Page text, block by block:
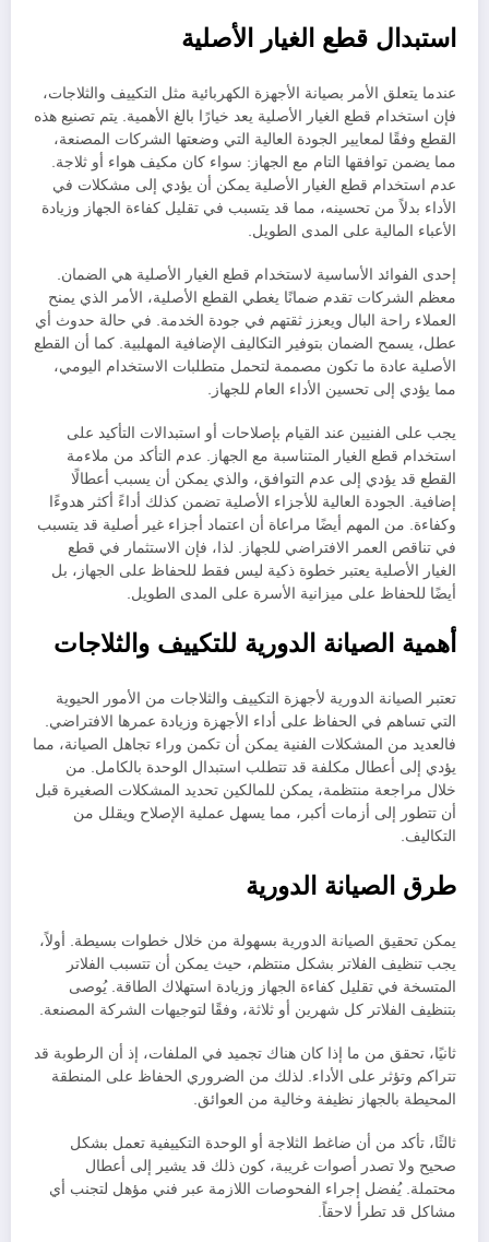
استبدال قطع الغيار الأصلية
عندما يتعلق الأمر بصيانة الأجهزة الكهربائية مثل التكييف والثلاجات،
فإن استخدام قطع الغيار الأصلية يعد خيارًا بالغ الأهمية. يتم تصنيع هذه
القطع وفقًا لمعايير الجودة العالية التي وضعتها الشركات المصنعة،
مما يضمن توافقها التام مع الجهاز: سواء كان مكيف هواء أو ثلاجة.
عدم استخدام قطع الغيار الأصلية يمكن أن يؤدي إلى مشكلات في
الأداء بدلاً من تحسينه، مما قد يتسبب في تقليل كفاءة الجهاز وزيادة
الأعباء المالية على المدى الطويل.
إحدى الفوائد الأساسية لاستخدام قطع الغيار الأصلية هي الضمان.
معظم الشركات تقدم ضمانًا يغطي القطع الأصلية، الأمر الذي يمنح
العملاء راحة البال ويعزز ثقتهم في جودة الخدمة. في حالة حدوث أي
عطل، يسمح الضمان بتوفير التكاليف الإضافية المهلبية. كما أن القطع
الأصلية عادة ما تكون مصممة لتحمل متطلبات الاستخدام اليومي،
مما يؤدي إلى تحسين الأداء العام للجهاز.
يجب على الفنيين عند القيام بإصلاحات أو استبدالات التأكيد على
استخدام قطع الغيار المتناسبة مع الجهاز. عدم التأكد من ملاءمة
القطع قد يؤدي إلى عدم التوافق، والذي يمكن أن يسبب أعطالًا
إضافية. الجودة العالية للأجزاء الأصلية تضمن كذلك أداءً أكثر هدوءًا
وكفاءة. من المهم أيضًا مراعاة أن اعتماد أجزاء غير أصلية قد يتسبب
في تناقص العمر الافتراضي للجهاز. لذا، فإن الاستثمار في قطع
الغيار الأصلية يعتبر خطوة ذكية ليس فقط للحفاظ على الجهاز، بل
أيضًا للحفاظ على ميزانية الأسرة على المدى الطويل.
أهمية الصيانة الدورية للتكييف والثلاجات
تعتبر الصيانة الدورية لأجهزة التكييف والثلاجات من الأمور الحيوية
التي تساهم في الحفاظ على أداء الأجهزة وزيادة عمرها الافتراضي.
فالعديد من المشكلات الفنية يمكن أن تكمن وراء تجاهل الصيانة، مما
يؤدي إلى أعطال مكلفة قد تتطلب استبدال الوحدة بالكامل. من
خلال مراجعة منتظمة، يمكن للمالكين تحديد المشكلات الصغيرة قبل
أن تتطور إلى أزمات أكبر، مما يسهل عملية الإصلاح ويقلل من
التكاليف.
طرق الصيانة الدورية
يمكن تحقيق الصيانة الدورية بسهولة من خلال خطوات بسيطة. أولاً،
يجب تنظيف الفلاتر بشكل منتظم، حيث يمكن أن تتسبب الفلاتر
المتسخة في تقليل كفاءة الجهاز وزيادة استهلاك الطاقة. يُوصى
بتنظيف الفلاتر كل شهرين أو ثلاثة، وفقًا لتوجيهات الشركة المصنعة.
ثانيًا، تحقق من ما إذا كان هناك تجميد في الملفات، إذ أن الرطوبة قد
تتراكم وتؤثر على الأداء. لذلك من الضروري الحفاظ على المنطقة
المحيطة بالجهاز نظيفة وخالية من العوائق.
ثالثًا، تأكد من أن ضاغط الثلاجة أو الوحدة التكييفية تعمل بشكل
صحيح ولا تصدر أصوات غريبة، كون ذلك قد يشير إلى أعطال
محتملة. يُفضل إجراء الفحوصات اللازمة عبر فني مؤهل لتجنب أي
مشاكل قد تطرأ لاحقاً.